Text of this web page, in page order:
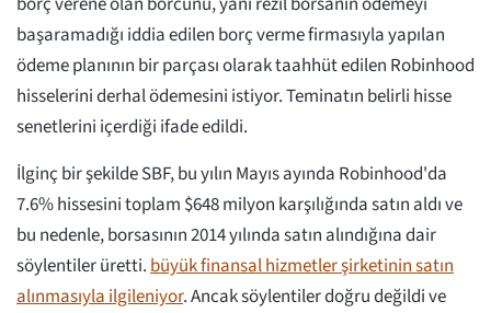
başaramadığı iddia edilen borç verme firmasıyla yapılan
ödeme planının bir parçası olarak taahhüt edilen Robinhood
hisselerini derhal ödemesini istiyor. Teminatın belirli hisse
senetlerini içerdiği ifade edildi.
İlginç bir şekilde SBF, bu yılın Mayıs ayında Robinhood'da
7.6% hissesini toplam $648 milyon karşılığında satın aldı ve
bu nedenle, borsasının 2014 yılında satın alındığına dair
söylentiler üretti.büyük finansal hizmetler şirketinin satın
alınmasıyla ilgileniyor. Ancak söylentiler doğru değildi ve